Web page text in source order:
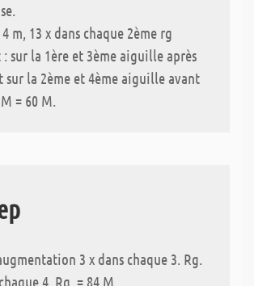
m, 13 x dans chaque 2ème rg
sur la 1ère et 3ème aiguille après
sur la 2ème et 4ème aiguille avant
= 60 M.
3 x dans chaque 3. Rg.
4. Rg. = 84 M.